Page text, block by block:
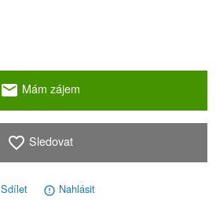
email Mám zájem
favorite_border Sledovat
Sdílet error_outline Nahlásit